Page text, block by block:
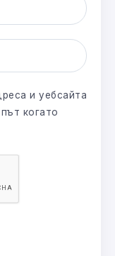
и уебсайта
когато